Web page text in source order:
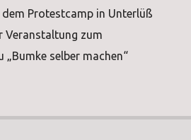
Protestcamp in Unterlüß
Veranstaltung zum
selber machen“